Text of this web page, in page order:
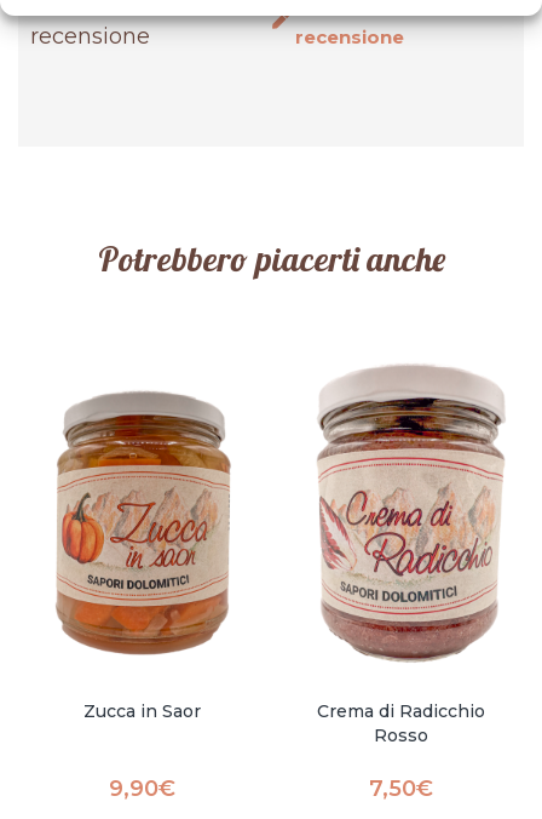
recensione
recensione
Potrebbero piacerti anche
Zucca in Saor
9,90€
Crema di Radicchio
Rosso
7,50€